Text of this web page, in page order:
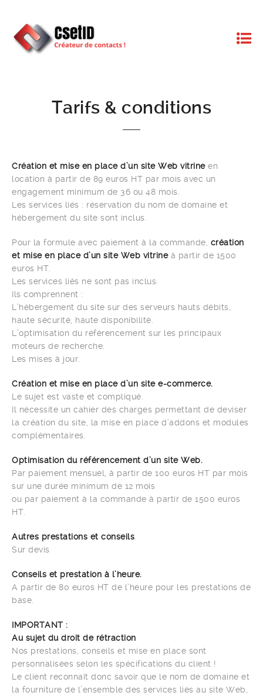
Tarifs & conditions
Création et mise en place d’un site Web vitrineen
location à partir de 89 euros HT par mois avec un
engagement minimum de 36 ou 48 mois.
Les services liés : réservation du nom de domaine et
hébergement du site sont inclus.
Pour la formule avec paiement à la commande, création
et mise en place d’un site Web vitrineà partir de 1500
euros HT.
Les services liés ne sont pas inclus.
Ils comprennent :
L’hébergement du site sur des serveurs hauts débits,
haute sécurité, haute disponibilité.
L’optimisation du référencement sur les principaux
moteurs de recherche.
Les mises à jour.
Création et mise en place d’un site e-commerce.
Le sujet est vaste et compliqué.
Il nécessite un cahier des charges permettant de deviser
la création du site, la mise en place d’addons et modules
complémentaires.
Optimisation du référencement d’un site Web.
Par paiement mensuel, à partir de 100 euros HT par mois
sur une durée minimum de 12 mois
ou par paiement à la commande à partir de 1500 euros
HT.
Autres prestations et conseils
Sur devis
Conseils et prestation à l’heure.
A partir de 80 euros HT de l’heure pour les prestations de
base.
IMPORTANT :
Au sujet du droit de rétraction
Nos prestations, conseils et mise en place sont
personnalisées selon les spécifications du client !
Le client reconnaît donc savoir que le nom de domaine et
la fourniture de l’ensemble des services liés au site Web,